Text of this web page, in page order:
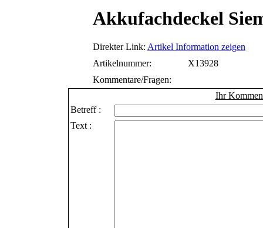
Akkufachdeckel
Direkter Link: Artikel Information zeigen
Artikelnummer:
X13928
Kommentare/Fragen:
Ihr
Betreff :
Text :